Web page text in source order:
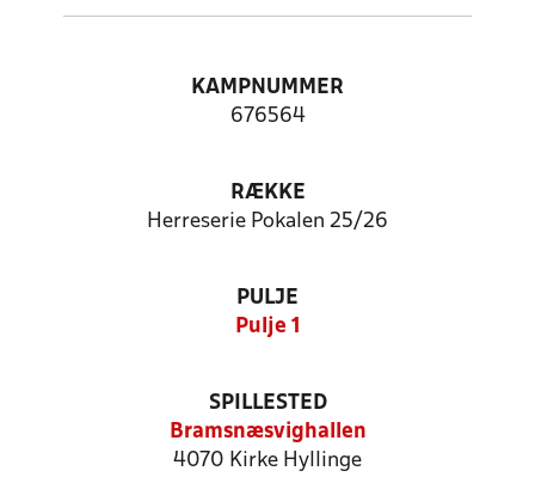
KAMPNUMMER
676564
RÆKKE
Herreserie Pokalen 25/26
PULJE
Pulje 1
SPILLESTED
Bramsnæsvighallen
4070 Kirke Hyllinge